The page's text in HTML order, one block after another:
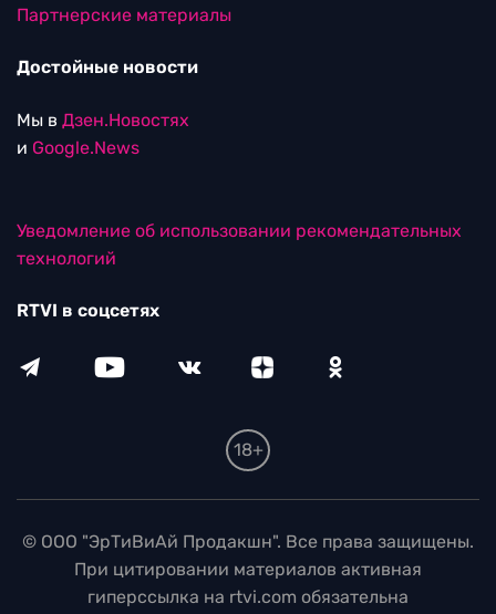
Партнерские материалы
Достойные новости
Мы в Дзен.Новостях
и Google.News
Уведомление об использовании рекомендательных
технологий
RTVI в соцсетях
18+
© ООО "ЭрТиВиАй Продакшн". Все права защищены.
При цитировании материалов активная
гиперссылка на rtvi.com обязательна